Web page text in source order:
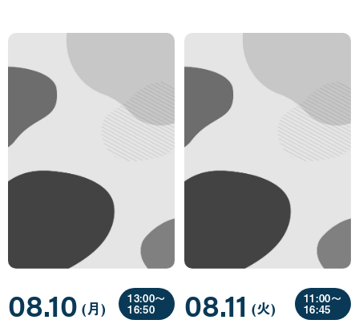
08.10 (月曜
日
)
13:00〜
16:50 08.11 (火曜
日
)
11:00〜
16:45